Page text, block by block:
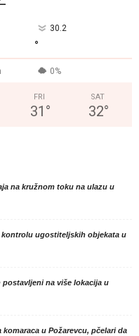
30.2
°
0%
FRI
31 °
SAT
32°
na kružnom toku na ulazu u
ugostiteljskih objekata u
na više lokacija u
u Požarevcu, pčelari da